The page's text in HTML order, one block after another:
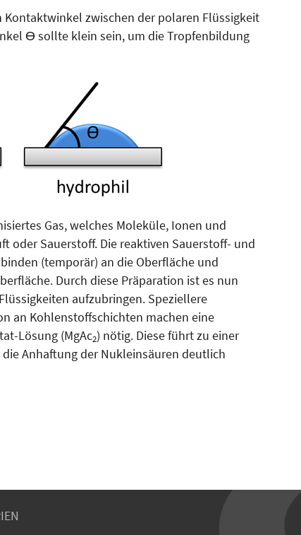
zwischen der polaren Flüssigkeit
Ɵ sollte klein sein, um die Trop­fenbildung
Gas, welches Moleküle, Ionen und
oder Sauerstoff. Die reaktiven Sauerstoff- und
(temporär) an die Oberfläche und
Durch diese Präparation ist es nun
aufzubringen. Speziellere
an Kohlenstoffschichten machen eine
Lösung (MgAc2) nötig. Diese führt zu einer
Anhaftung der Nukleinsäuren deut­lich